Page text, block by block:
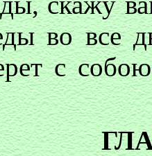
во все
с